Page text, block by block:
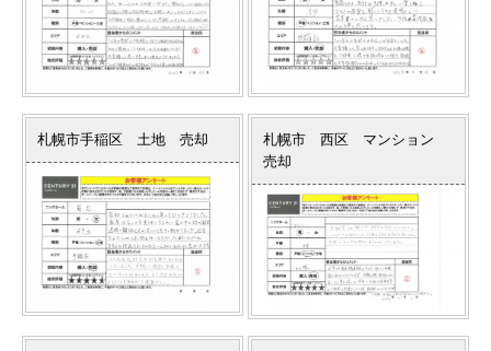
札幌市手稲区 土地 売却
札幌市 西区 マンション
売却